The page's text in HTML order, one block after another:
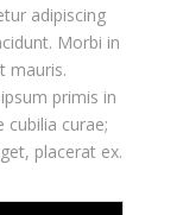
adipiscing
Morbi in
mauris.
primis in
curae;
placerat ex.